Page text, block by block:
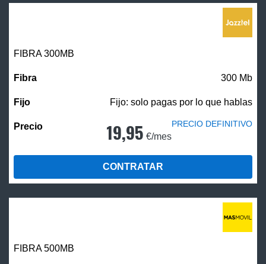
FIBRA 300MB
300 Mb
Fijo: solo pagas por lo que hablas
19,95 €/mes
PRECIO DEFINITIVO
CONTRATAR
FIBRA500MB